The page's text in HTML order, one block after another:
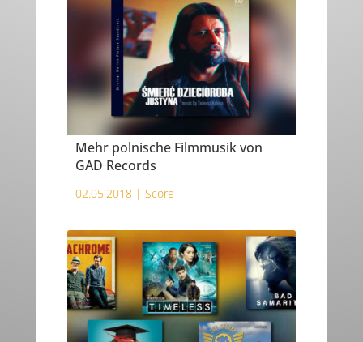
Mehr polnische Filmmusik von
GAD Records
02.05.2018 | Score